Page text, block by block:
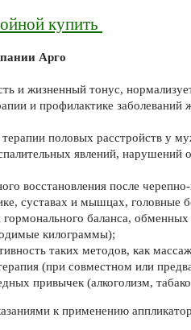
купить
Арго
и жизненный тонус,
и профилактике
терапии половых расстройств у
явлений, нарушений
восстановления после
суставах и мышцах, головные
гормонального баланса,
килограммы);
таких методов, как
(при совместном или
привычек (алкоголизм,
к применению